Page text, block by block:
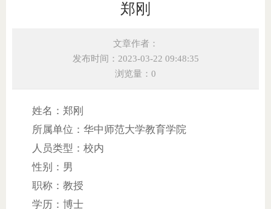
郑刚
文章作者：
发布时间：2023-03-22 09:48:35
浏览量：0
姓名：郑刚
所属单位：华中师范大学教育学院
人员类型：校内
性别：男
职称：教授
学历：博士